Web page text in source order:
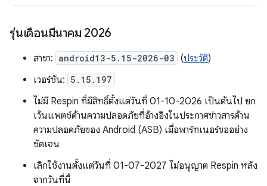
รุ่นเดือนมีนาคม 2026
สาขา: android13-5.15-2026-03 (ประวัติ)
เวอร์ชัน: 5.15.197
ไม่มี Respin ที่มีสิทธิ์ตั้งแต่วันที่ 01-10-2026 เป็นต้นไป ยก
เว้นแพตช์ด้านความปลอดภัยที่อ้างอิงในประกาศข่าวสารด้าน
ความปลอดภัยของ Android (ASB) เมื่อพาร์ทเนอร์ขออย่าง
ชัดเจน
เลิกใช้งานตั้งแต่วันที่ 01-07-2027 ไม่อนุญาต Respin หลัง
จากวันที่นี้